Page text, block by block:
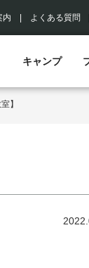
内 よくある質問
キャンプ
】